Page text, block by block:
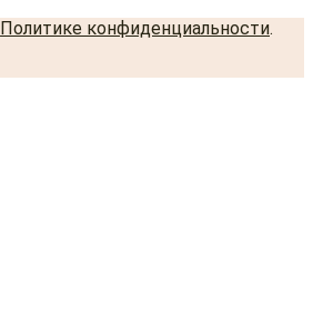
Политике конфиденциальности.